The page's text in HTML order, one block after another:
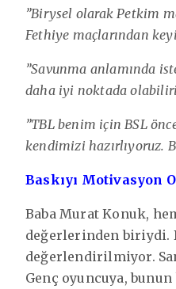
”Birysel olarak Petkim
Fethiye maçlarından
”Savunma anlamında
daha iyi noktada
”TBL benim için BSL
kendimizi hazırlıyoruz.
Baskıyı Motivasyon
Baba Murat Konuk,
değerlerinden biriydi.
değerlendirilmiyor.
Genç oyuncuya,